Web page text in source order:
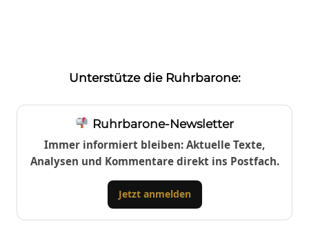
Unterstütze die Ruhrbarone:
Ruhrbarone-Newsletter
Immer informiert bleiben: Aktuelle Texte,
Analysen und Kommentare direkt ins Postfach.
Jetzt anmelden